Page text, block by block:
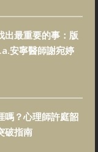
出最重要的事：版
安寧醫師謝宛婷
嗎？心理師許庭韶
破指南